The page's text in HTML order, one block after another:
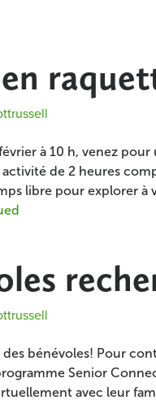
à 10 h, venez
de 2 heures
libre pour explorer à
bénévoles! Pour
Senior
avec leur